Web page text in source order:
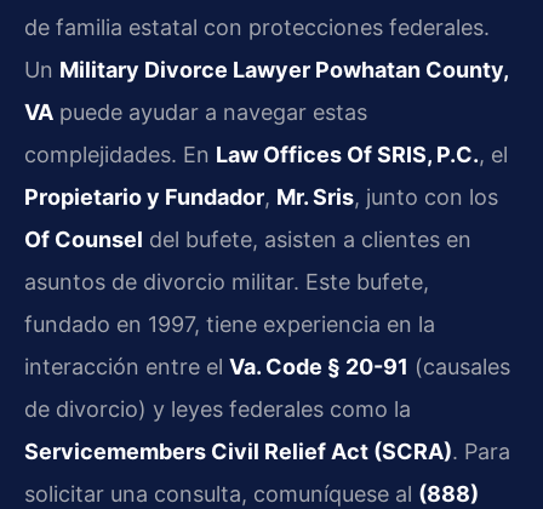
de familia estatal con protecciones federales.
Un Military Divorce Lawyer Powhatan County,
VA puede ayudar a navegar estas
complejidades. En Law Offices Of SRIS, P.C., el
Propietario y Fundador, Mr. Sris, junto con los
Of Counsel del bufete, asisten a clientes en
asuntos de divorcio militar. Este bufete,
fundado en 1997, tiene experiencia en la
interacción entre el Va. Code § 20-91 (causales
de divorcio) y leyes federales como la
Servicemembers Civil Relief Act (SCRA). Para
solicitar una consulta, comuníquese al (888)